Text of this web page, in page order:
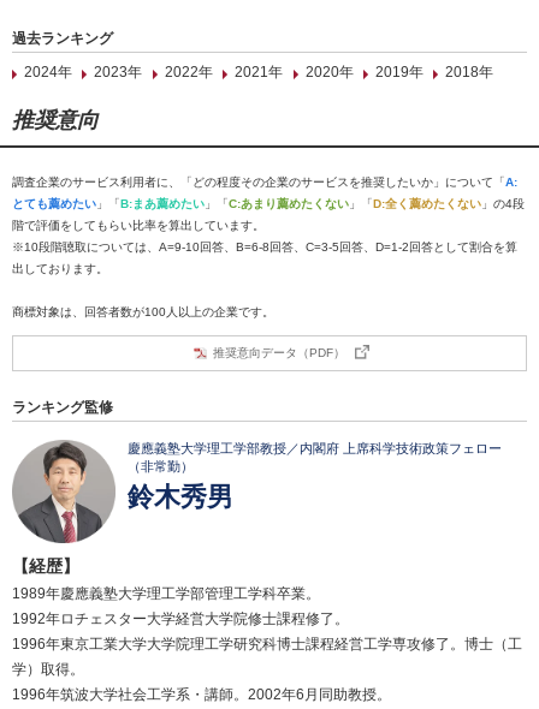
過去ランキング
2024年
2023年 2022年 2021年 2020年 2019年 2018年
推奨意向
調査企業のサービス利用者に、「どの程度その企業のサービスを推奨したいか」について「A:
とても薦めたい 」「B:まあ薦めたい 」「C:あまり薦めたくない 」「D:全く薦めたくない 」の4段
階で評価をしてもらい比率を算出しています。
※10段階聴取については、A=9-10回答、B=6-8回答、C=3-5回答、D=1-2回答として割合を算
出しております。
商標対象は、回答者数が100人以上の企業です。
推奨意向データ（PDF）
ランキング監修
慶應義塾大学理工学部教授／内閣府 上席科学技術政策フェロー
（非常勤）
鈴木秀男
【経歴】
1989年慶應義塾大学理工学部管理工学科卒業。
1992年ロチェスター大学経営大学院修士課程修了。
1996年東京工業大学大学院理工学研究科博士課程経営工学専攻修了。博士（工
学）取得。
1996年筑波大学社会工学系・講師。2002年6月同助教授。